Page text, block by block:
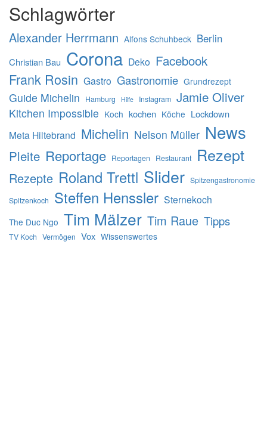
Schlagwörter
Alexander Herrmann Alfons Schuhbeck Berlin
Christian Bau Corona Deko Facebook
Frank Rosin Gastro Gastronomie Grundrezept
Guide Michelin Hamburg Hilfe Instagram Jamie Oliver
Kitchen Impossible Koch kochen Köche Lockdown
Meta Hiltebrand Michelin Nelson Müller News
Pleite Reportage Reportagen Restaurant Rezept
Rezepte Roland Trettl Slider Spitzengastronomie
Spitzenkoch
Steffen Henssler Sternekoch
The Duc Ngo Tim Mälzer Tim Raue Tipps
TV Koch Vermögen Vox Wissenswertes